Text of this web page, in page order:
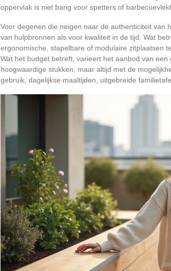
oppervlak is niet bang voor spetters of
Voor degenen die neigen naar de authenticiteit van
van hulpbronnen als voor kwaliteit in de tijd. Wat
ergonomische, stapelbare of modulaire zitplaatsen
Wat het budget betreft, varieert het aanbod van
hoogwaardige stukken, maar altijd met de
gebruik, dagelijkse maaltijden, uitgebreide